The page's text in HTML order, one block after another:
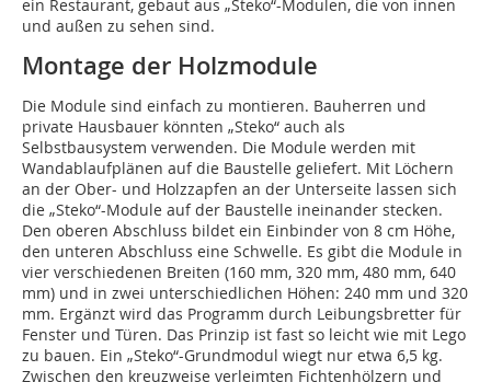
ein Restaurant, gebaut aus „Steko“-Modulen, die von innen
und außen zu sehen sind.
Montage der Holzmodule
Die Module sind einfach zu montieren. Bauherren und
private Hausbauer könnten „Steko“ auch als
Selbstbausystem verwenden. Die Module werden mit
Wandablaufplänen auf die Baustelle geliefert. Mit Löchern
an der Ober- und Holzzapfen an der Unterseite lassen sich
die „Steko“-Module auf der Baustelle ineinander stecken.
Den oberen Abschluss bildet ein Einbinder von 8 cm Höhe,
den unteren Abschluss eine Schwelle. Es gibt die Module in
vier verschiedenen Breiten (160 mm, 320 mm, 480 mm, 640
mm) und in zwei unterschiedlichen Höhen: 240 mm und 320
mm. Ergänzt wird das Programm durch Leibungsbretter für
Fenster und Türen. Das Prinzip ist fast so leicht wie mit Lego
zu bauen. Ein „Steko“-Grundmodul wiegt nur etwa 6,5 kg.
Zwischen den kreuzweise verleimten Fichtenhölzern und